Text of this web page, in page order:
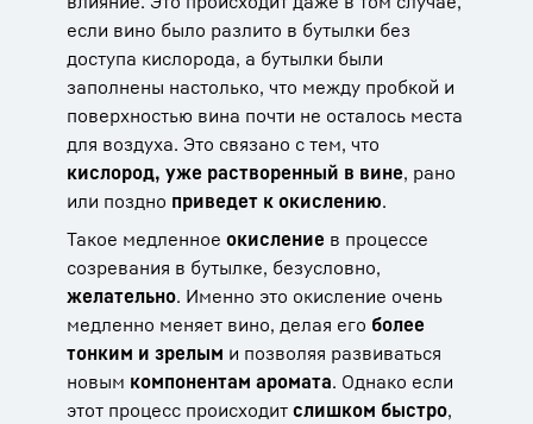
если вино было разлито в бутылки без
доступа кислорода, а бутылки были
заполнены настолько, что между пробкой и
поверхностью вина почти не осталось места
для воздуха. Это связано с тем, что
кислород, уже растворенный в вине, рано
или поздно приведет к окислению.
Такое медленное окисление в процессе
созревания в бутылке, безусловно,
желательно. Именно это окисление очень
медленно меняет вино, делая его более
тонким и зрелым и позволяя развиваться
новым компонентам аромата. Однако если
этот процесс происходит слишком быстро,